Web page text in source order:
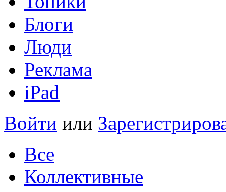
Блоги
Люди
Реклама
iPad
Войти или
Все
Коллективные